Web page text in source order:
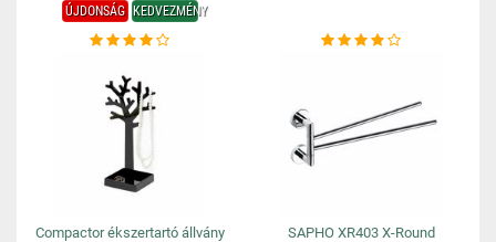
ÚJDONSÁG KEDVEZMÉNY
Compactor ékszertartó állvány
SAPHO XR403 X-Round